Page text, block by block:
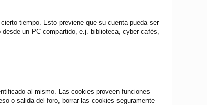
tiempo. Esto previene que su cuenta pueda ser
un PC compartido, e.j. biblioteca, cyber-cafés,
al mismo. Las cookies proveen funciones
o salida del foro, borrar las cookies seguramente